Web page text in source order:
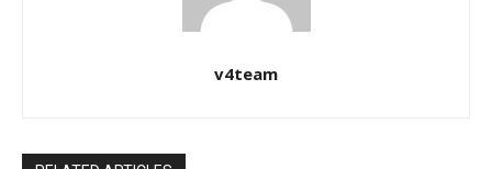
v4team